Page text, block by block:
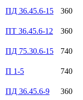
ПД 36.45.6-15
360
ПТ 36.45.6-12
360
ПД 75.30.6-15
740
П 1-5
740
ПД 36.45.6-9
360